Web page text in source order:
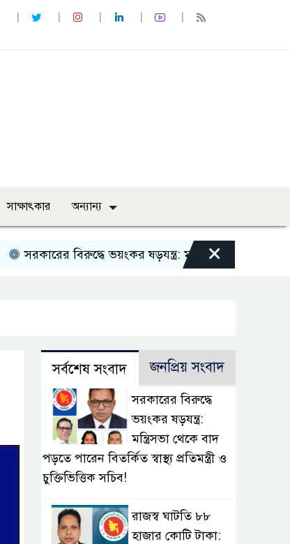
সাক্ষাৎকার অন্যান্য
সরকারের বিরুদ্ধে ভয়ংকর ষড়যন্ত্র: মন্ত্রিসভা থেকে বাদ পড়তে
×
সর্বশেষ সংবাদ জনপ্রিয় সংবাদ
সরকারের বিরুদ্ধে
ভয়ংকর ষড়যন্ত্র:
মন্ত্রিসভা থেকে বাদ
পড়তে পারেন বিতর্কিত স্বাস্থ্য প্রতিমন্ত্রী ও
চুক্তিভিত্তিক সচিব!
রাজস্ব ঘাটতি ৮৮
হাজার কোটি টাকা: